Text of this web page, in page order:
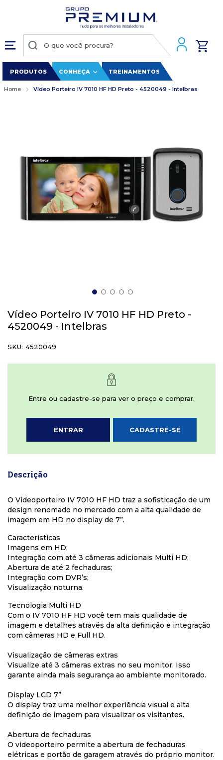
PRODUTOS CONHEÇA TREINAMENTOS
Home Vídeo Porteiro IV 7010 HF HD Preto - 4520049 - Intelbras
imagens
para
o
início
da
de
Vídeo Porteiro IV 7010 HF HD Preto -
4520049 - Intelbras
SKU 4520049
Entre ou cadastre-se para ver o preço e comprar.
ENTRAR CADASTRE-SE
Descrição
O Videoporteiro IV 7010 HF HD traz a sofisticação de um
design renomado no mercado com a alta qualidade de
imagem em HD no display de 7”.
Características
Imagens em HD;
Integração com até 3 câmeras adicionais Multi HD;
Abertura de até 2 fechaduras;
Integração com DVR’s;
Visualização noturna.
Tecnologia Multi HD
Com o IV 7010 HF HD você tem mais qualidade de
imagem e detalhes através da alta definição e integração
com câmeras HD e Full HD.
Visualização de câmeras extras
Visualize até 3 câmeras extras no seu monitor. Isso
garante ainda mais segurança ao ambiente monitorado.
Display LCD 7”
O display traz uma melhor experiência visual e alta
definição de imagem para visualizar os visitantes.
Abertura de fechaduras
O videoporteiro permite a abertura de fechaduras
elétricas e portão de garagem através do próprio monitor.